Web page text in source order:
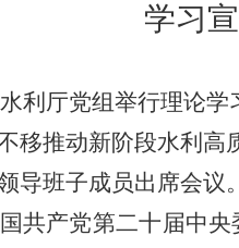
学习
利厅党组举行理论
移推动新阶段水利
导班子成员出席会议。
共产党第二十届中